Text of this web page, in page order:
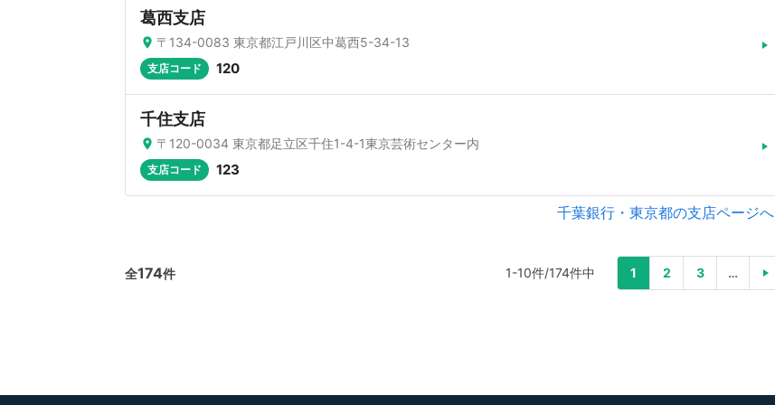
葛西支店
〒134-0083 東京都江戸川区中葛西5-34-13
支店コード 120
千住支店
〒120-0034 東京都足立区千住1-4-1東京芸術センター内
支店コード 123
千葉銀行・東京都の支店ページへ
全174件 1-10件/174件中 1 2 3 …